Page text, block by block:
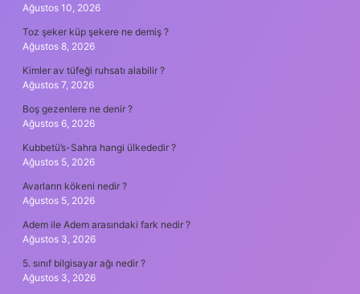
Ağustos 10, 2026
Toz şeker küp şekere ne demiş ?
Ağustos 8, 2026
Kimler av tüfeği ruhsatı alabilir ?
Ağustos 7, 2026
Boş gezenlere ne denir ?
Ağustos 6, 2026
Kubbetü’s-Sahra hangi ülkededir ?
Ağustos 5, 2026
Avarların kökeni nedir ?
Ağustos 5, 2026
Adem ile Adem arasındaki fark nedir ?
Ağustos 3, 2026
5. sınıf bilgisayar ağı nedir ?
Ağustos 3, 2026